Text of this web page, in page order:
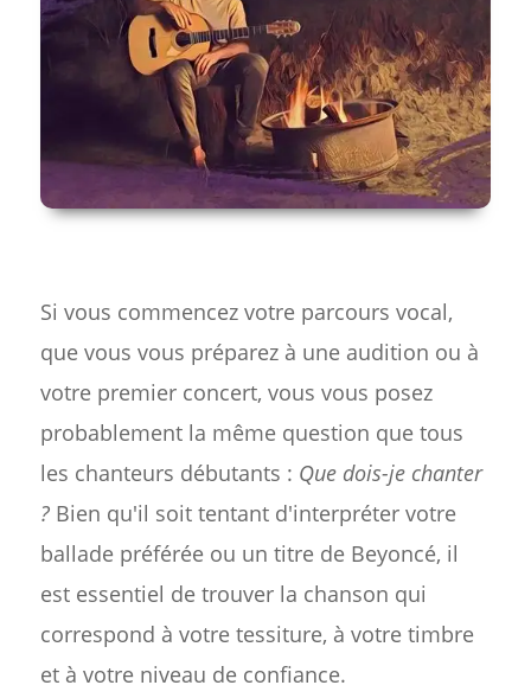
Si vous commencez votre parcours vocal,
que vous vous préparez à une audition ou à
votre premier concert, vous vous posez
probablement la même question que tous
les chanteurs débutants : Que dois-je chanter
?Bien qu'il soit tentant d'interpréter votre
ballade préférée ou un titre de Beyoncé, il
est essentiel de trouver la chanson qui
correspond à votre tessiture, à votre timbre
et à votre niveau de confiance.